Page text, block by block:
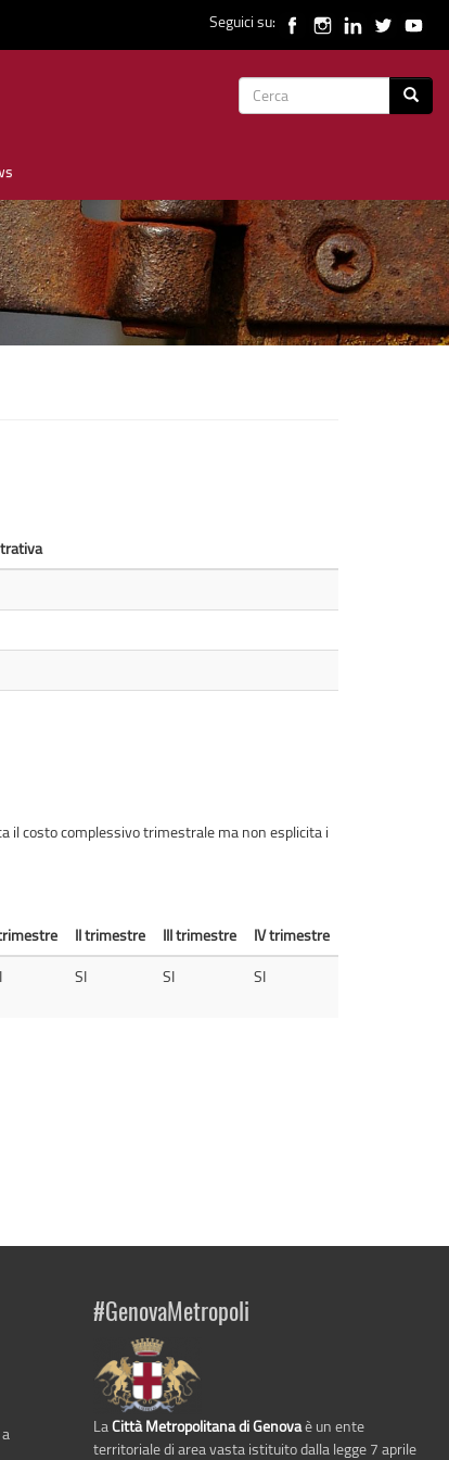
Seguici su:
Form
il costo complessivo trimestrale ma non esplicita i
II trimestre III trimestre
IV trimestre
SI SI SI
#GenovaMetropoli
La Città Metropolitana di Genovaè un ente
territoriale di area vasta istituito dalla legge 7 aprile